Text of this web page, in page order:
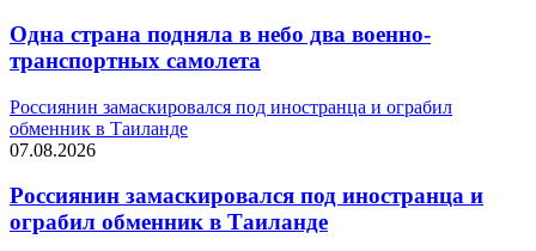
Одна страна подняла в небо два военно-
транспортных самолета
Россиянин замаскировался под иностранца и ограбил
обменник в Таиланде
07.08.2026
Россиянин замаскировался под иностранца и
ограбил обменник в Таиланде